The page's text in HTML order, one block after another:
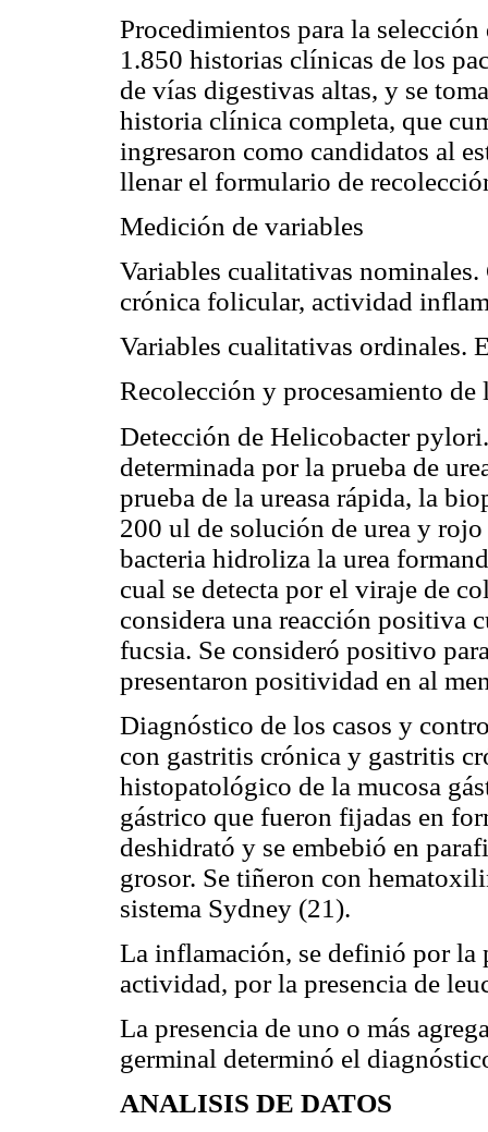
Procedimientos para la
1.850 historias clínicas de los
de vías digestivas altas, y se
historia clínica completa, que
ingresaron como candidatos al
llenar el formulario de
Medición de variables
Variables cualitativas
crónica folicular, actividad
Variables cualitativas ordinales.
Recolección y procesamiento de
Detección de Helicobacter
determinada por la prueba de
prueba de la ureasa rápida, la
200 ul de solución de urea y
bacteria hidroliza la urea
cual se detecta por el viraje de
considera una reacción positiva
fucsia. Se consideró positivo
presentaron positividad en al
Diagnóstico de los casos y
con gastritis crónica y gastritis
histopatológico de la mucosa
gástrico que fueron fijadas en
deshidrató y se embebió en
grosor. Se tiñeron con
sistema Sydney (21).
La inflamación, se definió por la
actividad, por la presencia de
La presencia de uno o más
germinal determinó el
ANALISIS DE DATOS